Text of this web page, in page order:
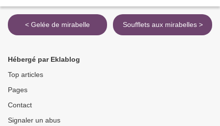
< Gelée de mirabelle Soufflets aux mirabelles >
Hébergé par Eklablog
Top articles
Pages
Contact
Signaler un abus